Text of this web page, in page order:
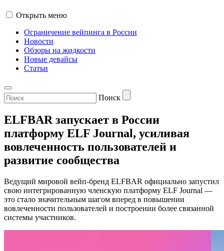
Открыть меню
Ограничение вейпинга в России
Новости
Обзоры на жидкости
Новые девайсы
Статьи
Поиск
ELFBAR запускает в России
платформу ELF Journal, усиливая
вовлеченность пользователей и
развитие сообщества
Ведущий мировой вейп-бренд ELFBAR официально запустил
свою интегрированную членскую платформу ELF Journal —
это стало значительным шагом вперед в повышении
вовлеченности пользователей и построении более связанной
системы участников.